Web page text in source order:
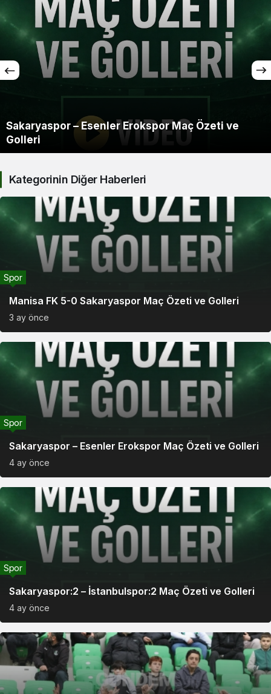
Sakaryaspor – Esenler Erokspor Maç Özeti ve
Golleri
Kategorinin Diğer Haberleri
Manisa FK 5-0 Sakaryaspor Maç Özeti ve Golleri
Spor
3 ay önce
Sakaryaspor – Esenler Erokspor Maç Özeti ve Golleri
Spor
4 ay önce
Sakaryaspor:2 – İstanbulspor:2 Maç Özeti ve Golleri
Spor
4 ay önce